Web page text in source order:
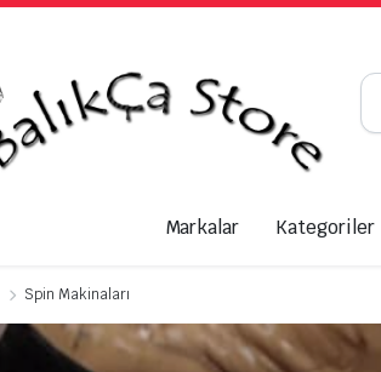
Markalar Kategoriler
Spin Makinaları